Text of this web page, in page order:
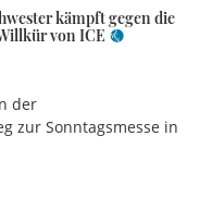
kämpft gegen die
von ICE
der
zur Sonntagsmesse in